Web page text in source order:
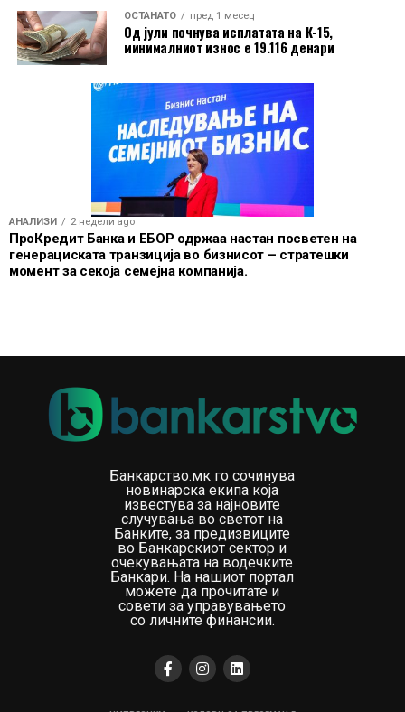
ОСТАНАТО пред 1 месец
Од јули почнува исплатата на К-15,
минималниот износ е 19.116 денари
АНАЛИЗИ 2 недели ago
ПроКредит Банка и ЕБОР одржаа настан посветен на
генерациската транзиција во бизнисот – стратешки
момент за секоја семејна компанија.
Банкарство.мк го сочинува
новинарска екипа која
известува за најновите
случувања во светот на
Банките, за предизвиците
во Банкарскиот сектор и
очекувањата на водечките
Банкари. На нашиот портал
можете да прочитате и
совети за управувањето
со личните финансии.